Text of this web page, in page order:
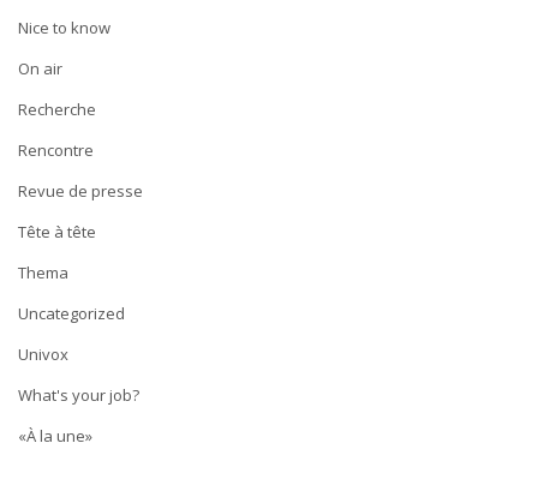
Nice to know
On air
Recherche
Rencontre
Revue de presse
Tête à tête
Thema
Uncategorized
Univox
What's your job?
«À la une»